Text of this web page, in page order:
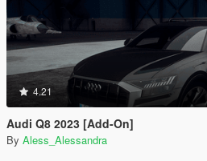
4.21
Audi Q8 2023 [Add-On]
By Aless_Alessandra